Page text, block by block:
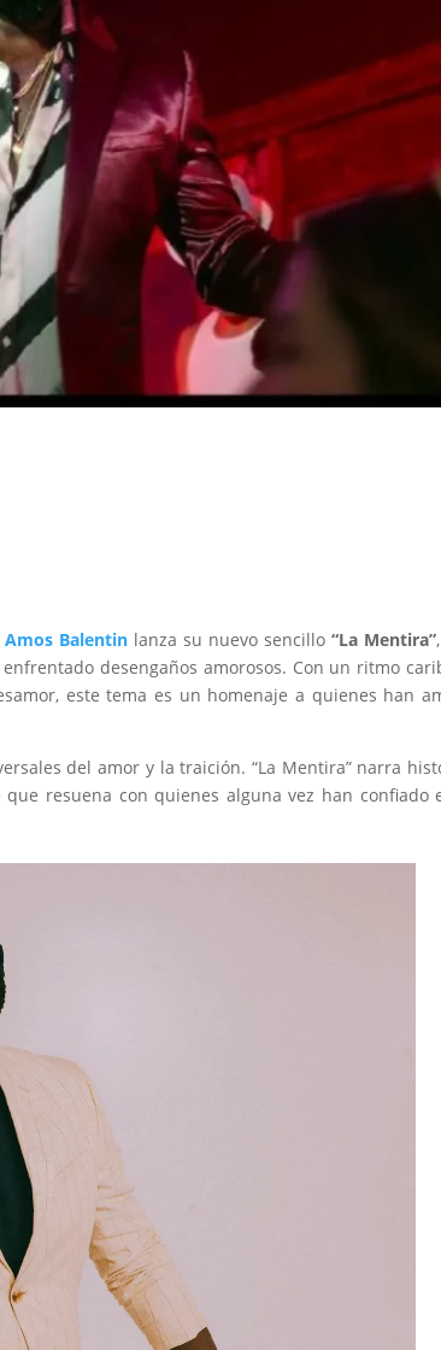
Amos Balentin lanza su nuevo sencillo“La Mentira”
desengaños amorosos. Con un ritmo
este tema es un homenaje a quienes han
del amor y la traición. “La Mentira” narra
resuena con quienes alguna vez han confiado